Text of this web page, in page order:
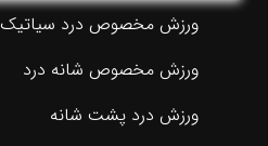
ورزش مخصوص درد سیاتیک
ورزش مخصوص شانه درد
ورزش درد پشت شانه